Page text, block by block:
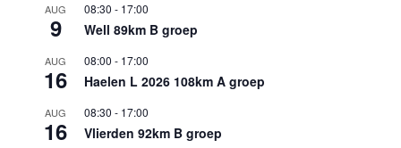
AUG
9
08:30 - 17:00
Well 89km B groep
AUG
16
08:00 - 17:00
Haelen L 2026 108km A groep
AUG
16
08:30 - 17:00
Vlierden 92km B groep